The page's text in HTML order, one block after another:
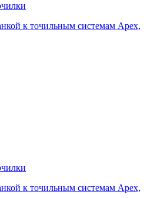
к точильным системам Apex,
к точильным системам Apex,